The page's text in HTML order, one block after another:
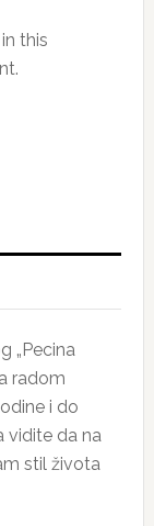
this
„Pecina
radom
i do
vidite da na
stil života